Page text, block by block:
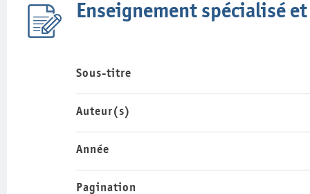
Enseignement spécialisé
Sous-titre
Auteur(s)
Année
Pagination